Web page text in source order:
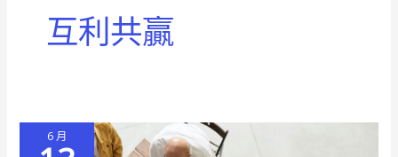
互利共贏
6 月